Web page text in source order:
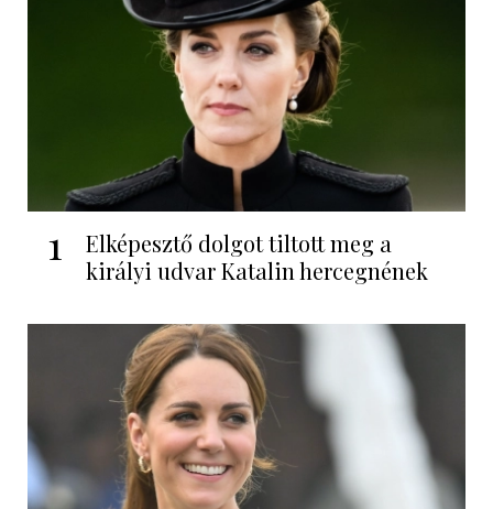
1
Elképesztő dolgot tiltott meg a
királyi udvar Katalin hercegnének